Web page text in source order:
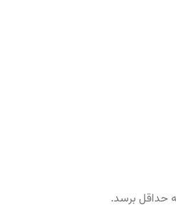
حداقل برسد.